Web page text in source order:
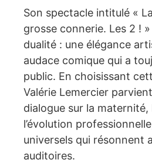
Son spectacle intitulé «
grosse connerie. Les 2 !
dualité : une élégance
audace comique qui a
public. En choisissant
Valérie Lemercier
dialogue sur la
l’évolution
universels qui résonnent
auditoires.